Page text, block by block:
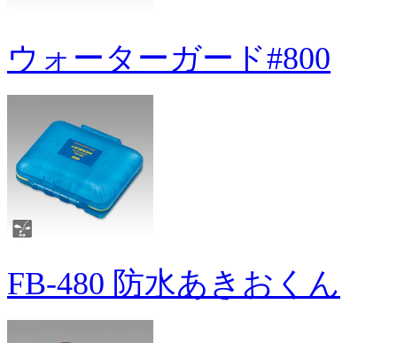
ウォーターガード#800
FB-480 防水あきおくん